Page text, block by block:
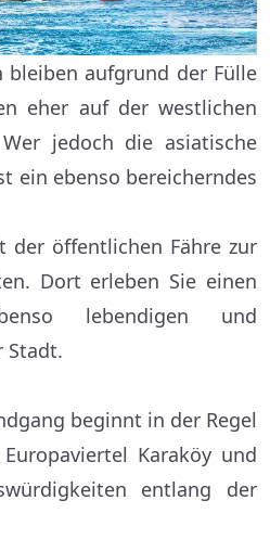
bleiben aufgrund der Fülle
eher auf der westlichen
jedoch die asiatische
ein ebenso bereicherndes
der öffentlichen Fähre zur
Dort erleben Sie einen
lebendigen und
Stadt.
beginnt in der Regel
Karaköy und
entlang der